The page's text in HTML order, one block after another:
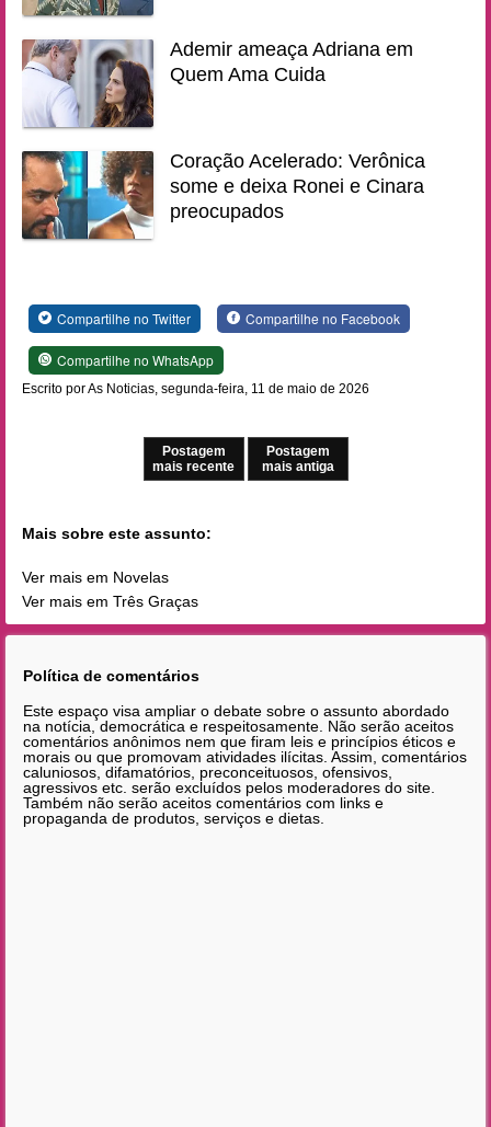
Ademir ameaça Adriana em
Quem Ama Cuida
Coração Acelerado: Verônica
some e deixa Ronei e Cinara
preocupados
Compartilhe no Twitter Compartilhe no Facebook
Compartilhe no WhatsApp
Escrito por As Noticias, segunda-feira, 11 de maio de 2026
Postagem
mais recente
Postagem
mais antiga
Mais sobre este assunto:
Ver mais em Novelas
Ver mais em Três Graças
Política de comentários
Este espaço visa ampliar o debate sobre o assunto abordado
na notícia, democrática e respeitosamente. Não serão aceitos
comentários anônimos nem que firam leis e princípios éticos e
morais ou que promovam atividades ilícitas. Assim, comentários
caluniosos, difamatórios, preconceituosos, ofensivos,
agressivos etc. serão excluídos pelos moderadores do site.
Também não serão aceitos comentários com links e
propaganda de produtos, serviços e dietas.